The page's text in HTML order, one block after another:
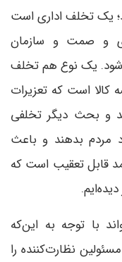
یک تخلف اداری است
و صمت و سازمان
یک نوع هم تخلف
است که تعزیرات
و بحث دیگر تخلفی
بدهند و باعث
قابل تعقیب است که
با توجه به این‌که
نظارت‌کننده را